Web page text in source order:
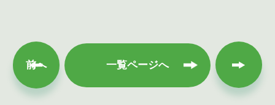
前へ 一覧ページへ
次へ